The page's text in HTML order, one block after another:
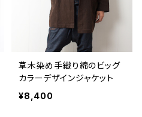
草木染め手織り綿のビッグ
カラーデザインジャケット
¥8,400